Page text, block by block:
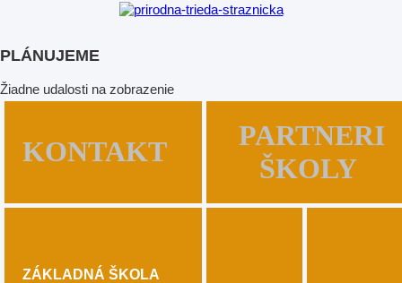
PLÁNUJEME
Žiadne udalosti na zobrazenie
KONTAKT
PARTNERI
ŠKOLY
ZÁKLADNÁ ŠKOLA